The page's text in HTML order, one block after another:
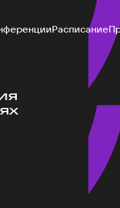
Расписание